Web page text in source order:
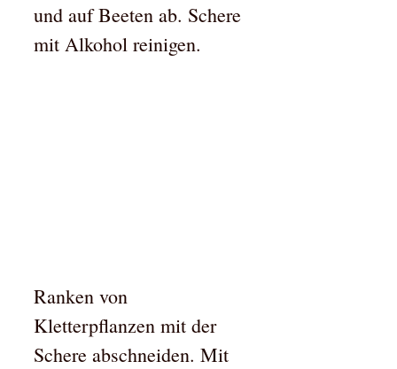
und auf Beeten ab. Schere
mit Alkohol reinigen.
Ranken von
Kletterpflanzen mit der
Schere abschneiden. Mit